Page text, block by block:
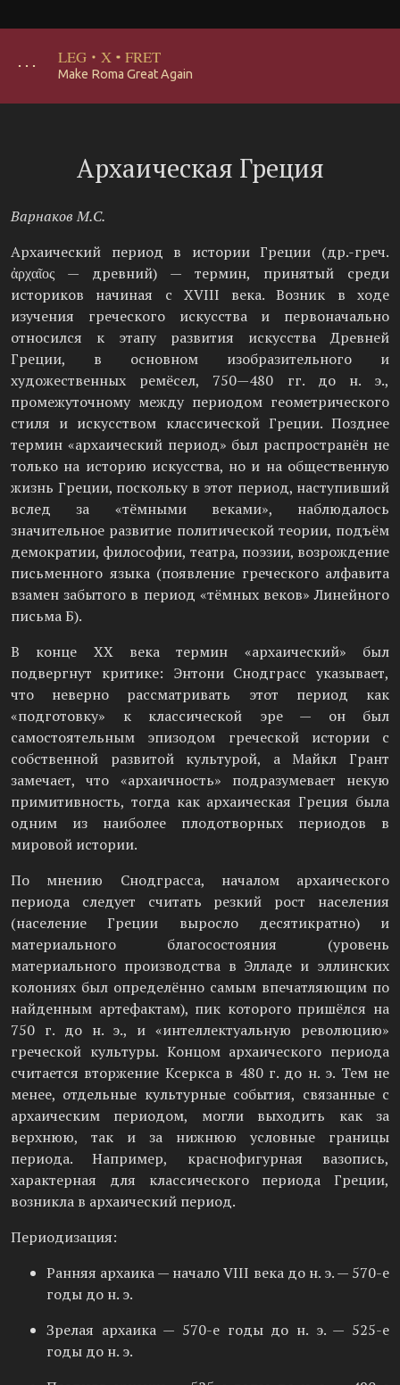
･･･ LEG · X · FRET
Make Roma Great Again
Архаическая Греция
Варнаков М.С.
Архаический период в истории Греции (др.-греч.
ἀρχαῖος — древний) — термин, принятый среди
историков начиная с XVIII века. Возник в ходе
изучения греческого искусства и первоначально
относился к этапу развития искусства Древней
Греции, в основном изобразительного и
художественных ремёсел, 750—480 гг. до н. э.,
промежуточному между периодом геометрического
стиля и искусством классической Греции. Позднее
термин «архаический период» был распространён не
только на историю искусства, но и на общественную
жизнь Греции, поскольку в этот период, наступивший
вслед за «тёмными веками», наблюдалось
значительное развитие политической теории, подъём
демократии, философии, театра, поэзии, возрождение
письменного языка (появление греческого алфавита
взамен забытого в период «тёмных веков» Линейного
письма Б).
В конце XX века термин «архаический» был
подвергнут критике: Энтони Снодграсс указывает,
что неверно рассматривать этот период как
«подготовку» к классической эре — он был
самостоятельным эпизодом греческой истории с
собственной развитой культурой, а Майкл Грант
замечает, что «архаичность» подразумевает некую
примитивность, тогда как архаическая Греция была
одним из наиболее плодотворных периодов в
мировой истории.
По мнению Снодграсса, началом архаического
периода следует считать резкий рост населения
(население Греции выросло десятикратно) и
материального благосостояния (уровень
материального производства в Элладе и эллинских
колониях был определённо самым впечатляющим по
найденным артефактам), пик которого пришёлся на
750 г. до н. э., и «интеллектуальную революцию»
греческой культуры. Концом архаического периода
считается вторжение Ксеркса в 480 г. до н. э. Тем не
менее, отдельные культурные события, связанные с
архаическим периодом, могли выходить как за
верхнюю, так и за нижнюю условные границы
периода. Например, краснофигурная вазопись,
характерная для классического периода Греции,
возникла в архаический период.
Периодизация:
Ранняя архаика — начало VIII века до н. э. — 570-е
годы до н. э.
Зрелая архаика — 570-е годы до н. э. — 525-е
годы до н. э.